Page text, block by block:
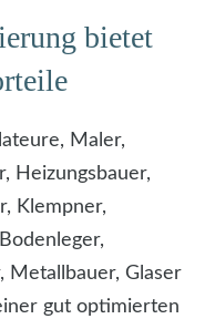
bietet
Maler,
Heizungsbauer,
Klempner,
Metallbauer, Glaser
gut optimierten